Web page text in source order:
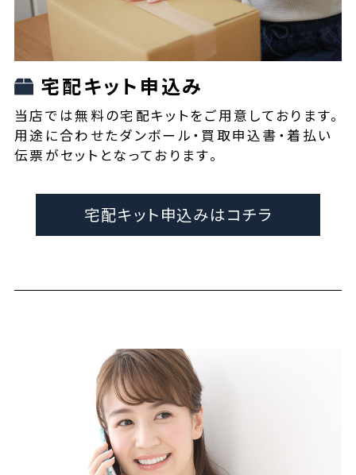
宅配キット申込み
当店では無料の宅配キットをご用意しております。
用途に合わせたダンボール・買取申込書・着払い
伝票がセットとなっております。
宅配キット申込みはコチラ